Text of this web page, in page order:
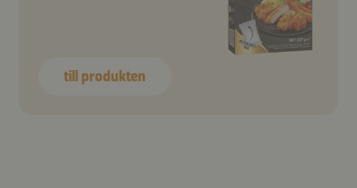
till produkten